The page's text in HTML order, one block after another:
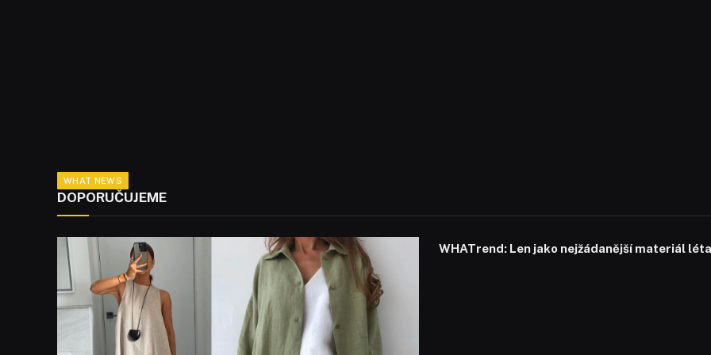
WHAT NEWS
DOPORUČUJEME
WHATrend: Len jako nejžádanější materiál léta